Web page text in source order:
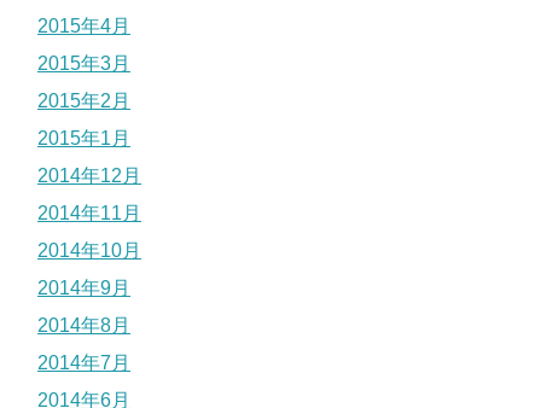
2015年4月
2015年3月
2015年2月
2015年1月
2014年12月
2014年11月
2014年10月
2014年9月
2014年8月
2014年7月
2014年6月